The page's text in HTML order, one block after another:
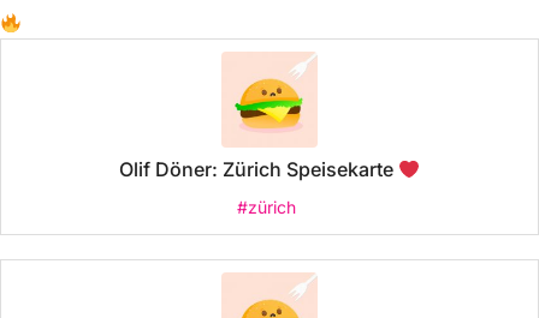
Olif Döner: Zürich Speisekarte
#zürich